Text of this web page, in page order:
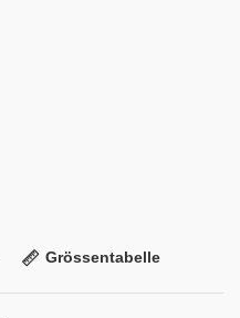
Grössentabelle